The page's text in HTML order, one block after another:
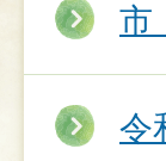
市
令